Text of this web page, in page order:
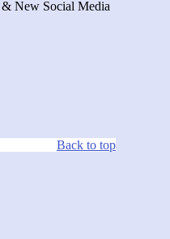
New Social Media
Back to top